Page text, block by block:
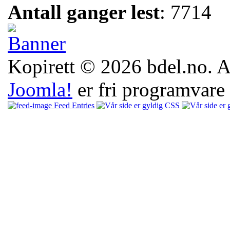
Antall ganger lest: 7714
Kopirett © 2026 bdel.no.
Joomla! er fri
Feed Entries